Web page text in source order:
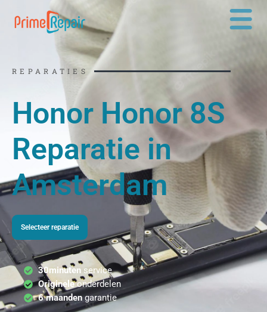
naar
REPARATIES
Honor Honor 8S
Reparatie in
Amsterdam
Selecteer reparatie
30minutenservice
Origineleonderdelen
6 maandengarantie